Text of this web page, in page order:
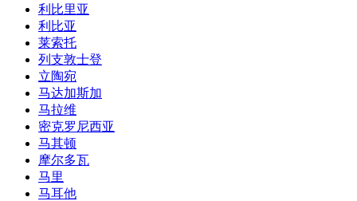
利比里亚
利比亚
莱索托
列支敦士登
立陶宛
马达加斯加
马拉维
密克罗尼西亚
马其顿
摩尔多瓦
马里
马耳他